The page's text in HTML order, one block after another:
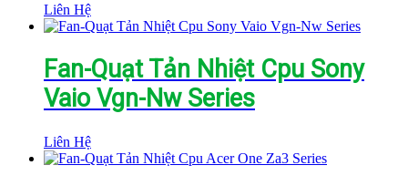
Liên Hệ
Fan-Quạt Tản Nhiệt Cpu Sony
Vaio Vgn-Nw Series
Liên Hệ